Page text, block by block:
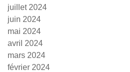
juillet 2024
juin 2024
mai 2024
avril 2024
mars 2024
février 2024